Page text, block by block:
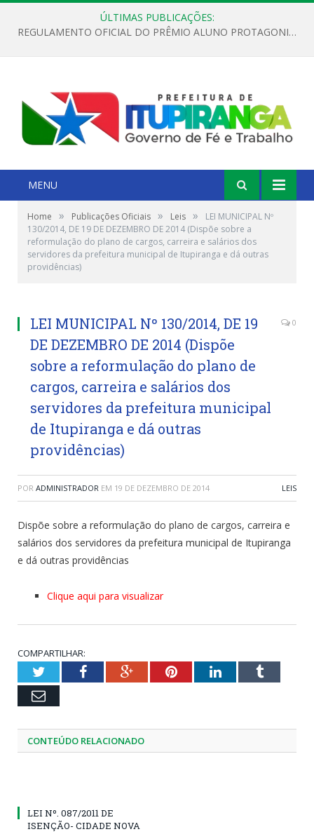
ÚLTIMAS PUBLICAÇÕES:
REGULAMENTO OFICIAL DO PRÊMIO ALUNO PROTAGONISTA – EDIÇÃO 2026
MENU
Home » Publicações Oficiais » Leis »
LEI MUNICIPAL Nº
130/2014, DE 19 DE DEZEMBRO DE 2014 (Dispõe sobre a
reformulação do plano de cargos, carreira e salários dos
servidores da prefeitura municipal de Itupiranga e dá outras
providências)
LEI MUNICIPAL Nº 130/2014, DE 19
DE DEZEMBRO DE 2014 (Dispõe
sobre a reformulação do plano de
cargos, carreira e salários dos
servidores da prefeitura municipal
de Itupiranga e dá outras
providências)
0
POR ADMINISTRADOR EM 19 DE DEZEMBRO DE 2014 LEIS
Dispõe sobre a reformulação do plano de cargos, carreira e
salários dos servidores da prefeitura municipal de Itupiranga
e dá outras providências
Clique aqui para visualizar
COMPARTILHAR:
TwitterFacebookGoogle+PinterestLinkedInTumblr
Email
CONTEÚDO RELACIONADO
LEI Nº. 087/2011 DE
ISENÇÃO- CIDADE NOVA